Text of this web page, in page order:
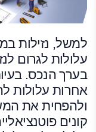
למשל, נזילות
עלולות לגרום
בערך הנכס.
אחרות עלולות
ולהפחית את
קונים